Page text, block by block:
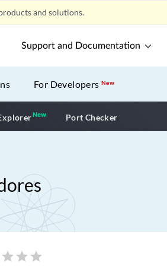
and solutions.
Support and Documentation
For DevelopersNew
NewNew application
Port Checker
star star star